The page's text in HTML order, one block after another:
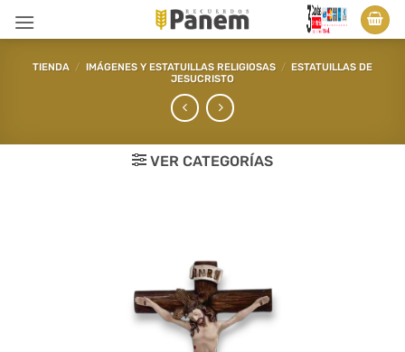
TIENDA / IMÁGENES Y ESTATUILLAS RELIGIOSAS / ESTATUILLAS DE
JESUCRISTO
VER CATEGORÍAS